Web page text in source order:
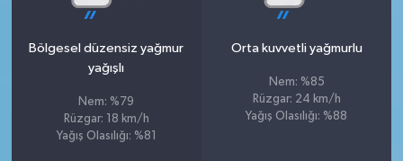
Bölgesel düzensiz yağmur
yağışlı
Nem: %79
Rüzgar: 18 km/h
Yağış Olasılığı: %81
Orta kuvvetli yağmurlu
Nem: %85
Rüzgar: 24 km/h
Yağış Olasılığı: %88